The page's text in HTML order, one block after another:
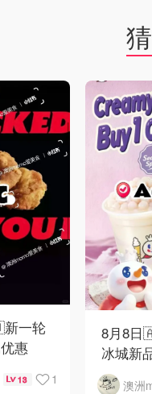
一轮
惠
13 1
8月8日
冰城新